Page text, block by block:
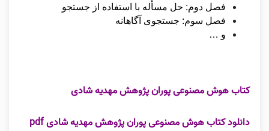
فصل دوم: حل مسأله با استفاده از جستجو
فصل سوم: جستجوی آگاهانه
و …
کتاب هوش مصنوعی پوران پژوهش مهدیه شادی
دانلود کتاب هوش مصنوعی پوران پژوهش مهدیه شادی pdf